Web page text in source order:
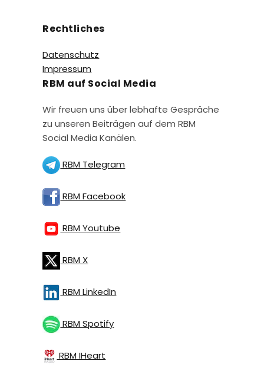
Rechtliches
Datenschutz
Impressum
RBM auf Social Media
Wir freuen uns über lebhafte Gespräche
zu unseren Beiträgen auf dem RBM
Social Media Kanälen.
RBM Telegram
RBM Facebook
RBM Youtube
RBM X
RBM LinkedIn
RBM Spotify
RBM IHeart